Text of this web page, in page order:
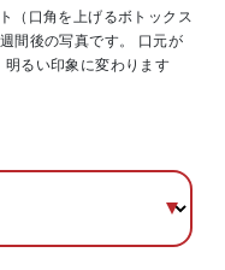
（口角を上げるボトックス
間後の写真です。 口元が
るい印象に変わります